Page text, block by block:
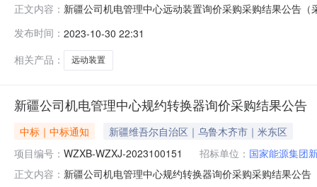
正文内容： 新疆公司机电管理中心远动装置询价采购采购结果公告
购投诉。异议接收单位：国家能源集团物资有限公司西
发布时间： 2023-10-30 22:31
相关产品：
远动装置
新疆公司机电管理中心规约转换器询价采购结果公告
中标｜中标通知
新疆维吾尔自治区｜乌鲁木齐市｜米东区
项目编号： WZXB-WZXJ-2023100151 招标单位： 国家能源集团
正文内容： 新疆公司机电管理中心规约转换器询价采购采购结果公